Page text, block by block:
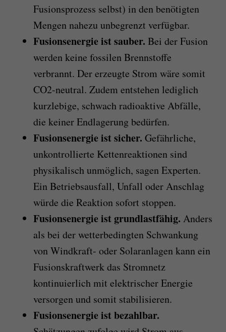
Fusionsprozess selbst) in den benötigten
Mengen nahezu unbegrenzt verfügbar.
Fusionsenergie ist sauber. Bei der Fusion
werden keine fossilen Brennstoffe
verbrannt. Der erzeugte Strom wäre somit
CO2-neutral. Zudem entstehen lediglich
kurzlebige, schwach radioaktive Abfälle,
die keiner Endlagerung bedürfen.
Fusionsenergie ist sicher. Gefährliche,
unkontrollierte Kettenreaktionen sind
physikalisch unmöglich, sagen Experten.
Ein Betriebsausfall, Unfall oder Anschlag
würde die Reaktion sofort stoppen.
Fusionsenergie ist grundlastfähig. Anders
als bei der wetterbedingten Schwankung
von Windkraft- oder Solaranlagen kann ein
Fusionskraftwerk das Stromnetz
kontinuierlich mit elektrischer Energie
versorgen und somit stabilisieren.
Fusionsenergie ist bezahlbar.